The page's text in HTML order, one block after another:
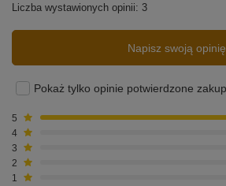
Liczba wystawionych opinii: 3
Napisz swoją opinię
Pokaż tylko opinie potwierdzone
5
4
3
2
1